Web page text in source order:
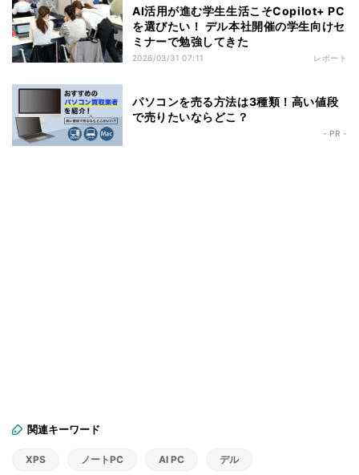
AI活用が進む学生生活こそCopilot+ PC
を選びたい！ デル本社開催の学生向けセ
ミナーで勉強してきた
2026/03/31 07:11 レポート
パソコンを売る方法は3種類！高い値段
で売りたいならどこ？
- PR -
関連キーワード
XPS ノートPC AI PC デル